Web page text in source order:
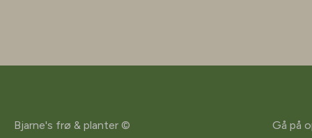
Bjarne's frø & planter © Gå på